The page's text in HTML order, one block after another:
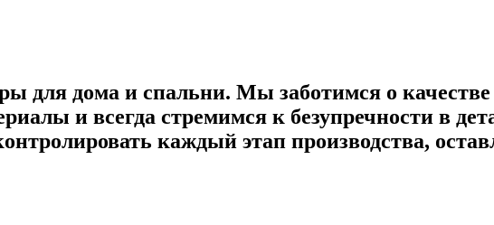
для дома и спальни. Мы заботимся о
и всегда стремимся к безупречности в
каждый этап производства,